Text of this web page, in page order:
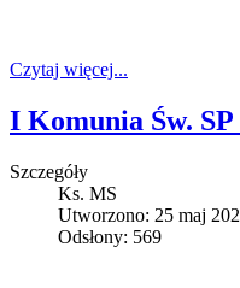
Czytaj więcej...
I Komunia Św.
Szczegóły
Ks. MS
Utworzono: 25 maj
Odsłony: 569